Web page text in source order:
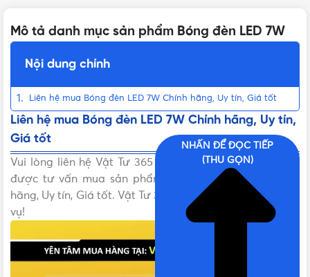
Mô tả danh mục sản phẩm Bóng đèn LED 7W
Nội dung chính
Liên hệ mua Bóng đèn LED 7W Chính hãng, Uy tín, Giá tốt
Liên hệ mua Bóng đèn LED 7W Chính hãng, Uy tín,
Giá tốt
Vui lòng liên hệ Vật Tư 365 theo các kênh bên dưới để
được tư vấn mua sản phẩm Bóng đèn LED 7W Chính
hãng, Uy tín, Giá tốt. Vật Tư 365 rất hân hạnh được phục
vụ!
NHẤN ĐỂ ĐỌC TIẾP
(THU GỌN)